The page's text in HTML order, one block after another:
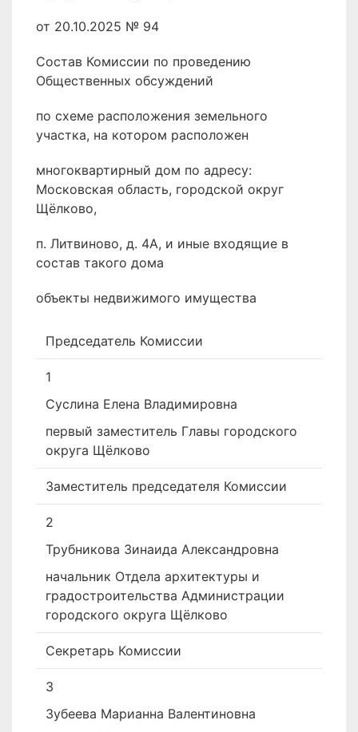
от 20.10.2025 № 94
Состав Комиссии по проведению
Общественных обсуждений
по схеме расположения земельного
участка, на котором расположен
многоквартирный дом по адресу:
Московская область, городской округ
Щёлково,
п. Литвиново, д. 4А, и иные входящие в
состав такого дома
объекты недвижимого имущества
Председатель Комиссии
1
Суслина Елена Владимировна
первый заместитель Главы городского
округа Щёлково
Заместитель председателя Комиссии
2
Трубникова Зинаида Александровна
начальник Отдела архитектуры и
градостроительства Администрации
городского округа Щёлково
Секретарь Комиссии
3
Зубеева Марианна Валентиновна